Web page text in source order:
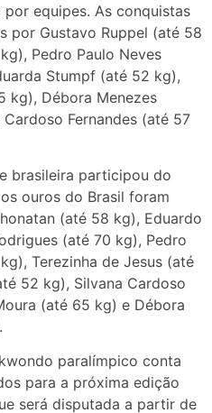
equipes. As conquistas
por Gustavo Ruppel (até 58
Pedro Paulo Neves
Stumpf (até 52 kg),
kg), Débora Menezes
Fernandes (até 57
brasileira participou do
ouros do Brasil foram
(até 58 kg), Eduardo
(até 70 kg), Pedro
Terezinha de Jesus (até
52 kg), Silvana Cardoso
(até 65 kg) e Débora
paralímpico conta
para a próxima edição
será disputada a partir de